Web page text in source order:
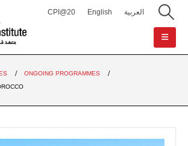
CPI@20 English العربية
ONGOING PROGRAMMES